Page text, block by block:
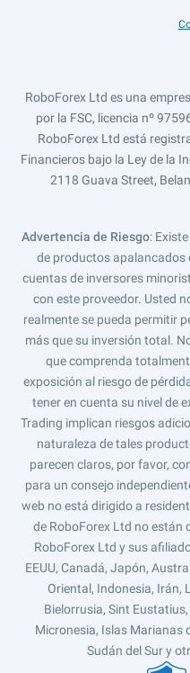
RoboForex Ltd es una
por la FSC, licencia nº
RoboForex Ltd está
Financieros bajo la Ley de la
2118 Guava Street,
Advertencia de Riesgo:
de productos apalancados
cuentas de inversores
con este proveedor. Usted
realmente se pueda permitir
más que su inversión total.
que comprenda
exposición al riesgo de
tener en cuenta su nivel de
Trading implican riesgos
naturaleza de tales
parecen claros, por favor,
para un consejo
web no está dirigido a
de RoboForex Ltd no están
RoboForex Ltd y sus
EEUU, Canadá, Japón,
Oriental, Indonesia, Irán,
Bielorrusia, Sint
Micronesia, Islas Marianas
Sudán del Sur y